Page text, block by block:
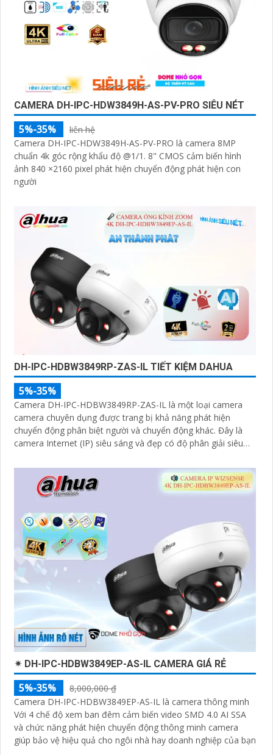
CAMERA DH-IPC-HDW3849H-AS-PV-PRO SIÊU NÉT
5%-35%
liên hệ
Camera DH-IPC-HDW3849H-AS-PV-PRO là camera 8MP
chuẩn 4k góc rộng khẩu độ @1/1. 8" CMOS cảm biến hình
ảnh 840 ×2160 pixel phát hiện chuyển động phát hiện con
người
DH-IPC-HDBW3849RP-ZAS-IL TIẾT KIỆM DAHUA
5%-35%
Camera DH-IPC-HDBW3849RP-ZAS-IL là một loại camera
camera chuyên dụng được trang bị khả năng phát hiện
chuyển động phân biệt người và chuyển động khác. Đây là
camera Internet (IP) siêu sáng và đẹp có độ phân giải siêu
✴ DH-IPC-HDBW3849EP-AS-IL CAMERA GIÁ RẺ
5%-35%
8,000,000 ₫
Camera DH-IPC-HDBW3849EP-AS-IL là camera thông minh
Với 4 chế độ xem ban đêm cảm biến video SMD 4.0 AI SSA
và chức năng phát hiện chuyển động thông minh camera
giúp bảo vệ hiệu quả cho ngôi nhà hay doanh nghiệp của bạn